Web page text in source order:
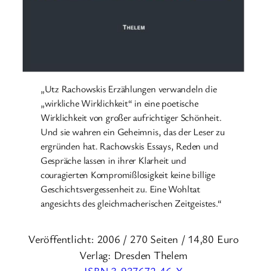
„Utz Rachowskis Erzählungen verwandeln die
„wirkliche Wirklichkeit“ in eine poetische
Wirklichkeit von großer aufrichtiger Schönheit.
Und sie wahren ein Geheimnis, das der Leser zu
ergründen hat. Rachowskis Essays, Reden und
Gespräche lassen in ihrer Klarheit und
couragierten Kompromißlosigkeit keine billige
Geschichtsvergessenheit zu. Eine Wohltat
angesichts des gleichmacherischen Zeitgeistes.“
Veröffentlicht: 2006 / 270 Seiten / 14,80 Euro
Verlag: Dresden Thelem